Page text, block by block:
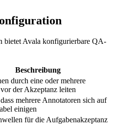
bietet Avala konfigurierbare QA-
Beschreibung
durch eine oder mehrere
der Akzeptanz leiten
mehrere Annotatoren sich auf
einigen
für die Aufgabenakzeptanz